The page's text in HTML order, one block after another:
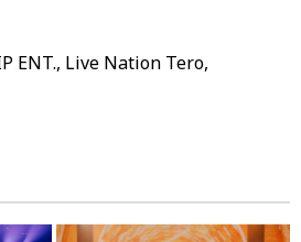
ENT., Live Nation Tero,